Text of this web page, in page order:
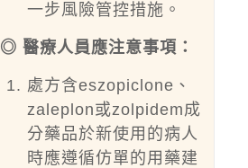
一步風險管控措施。
◎ 醫療人員應注意事項：
處方含eszopiclone、
zaleplon或zolpidem成
分藥品於新使用的病人
時應遵循仿單的用藥建